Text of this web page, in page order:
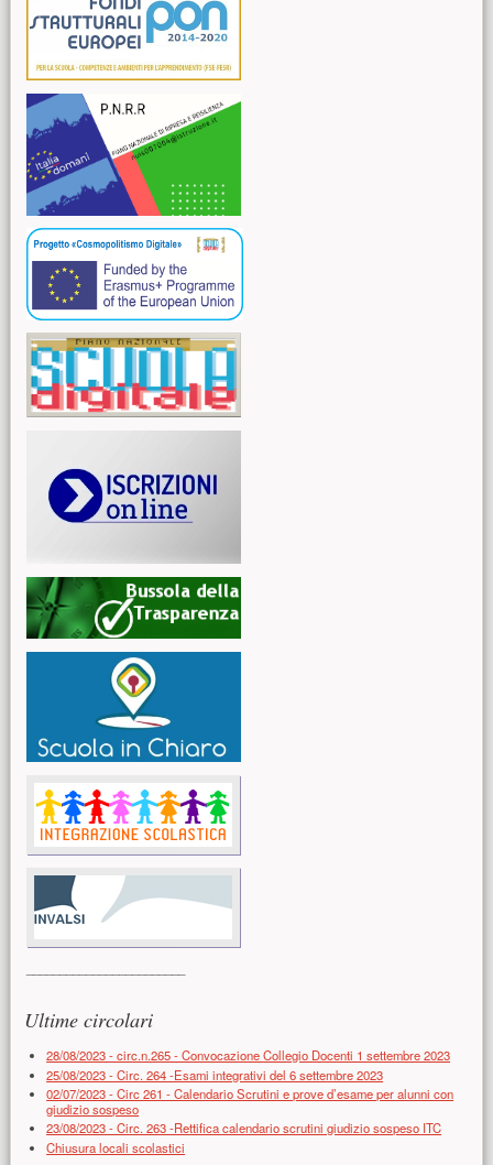
Ultime circolari
28/08/2023 - circ.n.265 - Convocazione Collegio Docenti 1 settembre 2023
25/08/2023 - Circ. 264 -Esami integrativi del 6 settembre 2023
02/07/2023 - Circ 261 - Calendario Scrutini e prove d’esame per alunni con
giudizio sospeso
23/08/2023 - Circ. 263 -Rettifica calendario scrutini giudizio sospeso ITC
Chiusura locali scolastici